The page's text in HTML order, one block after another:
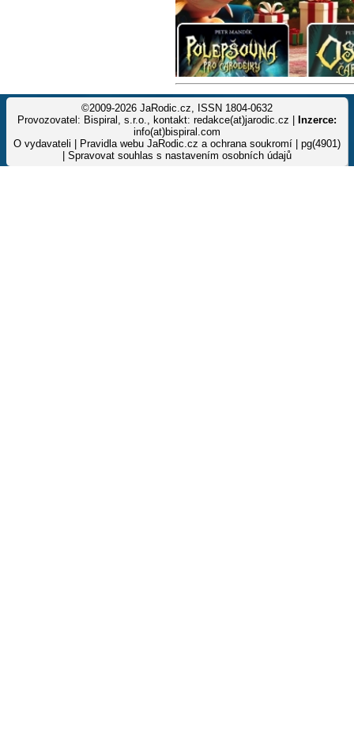
©2009-2026 JaRodic.cz, ISSN 1804-0632
Provozovatel: Bispiral, s.r.o., kontakt: redakce(at)jarodic.cz |
Inzerce:
info(at)bispiral.com
O vydavateli
Pravidla webu JaRodic.cz a ochrana soukromí | pg(4901)
Spravovat souhlas s nastavením osobních údajů